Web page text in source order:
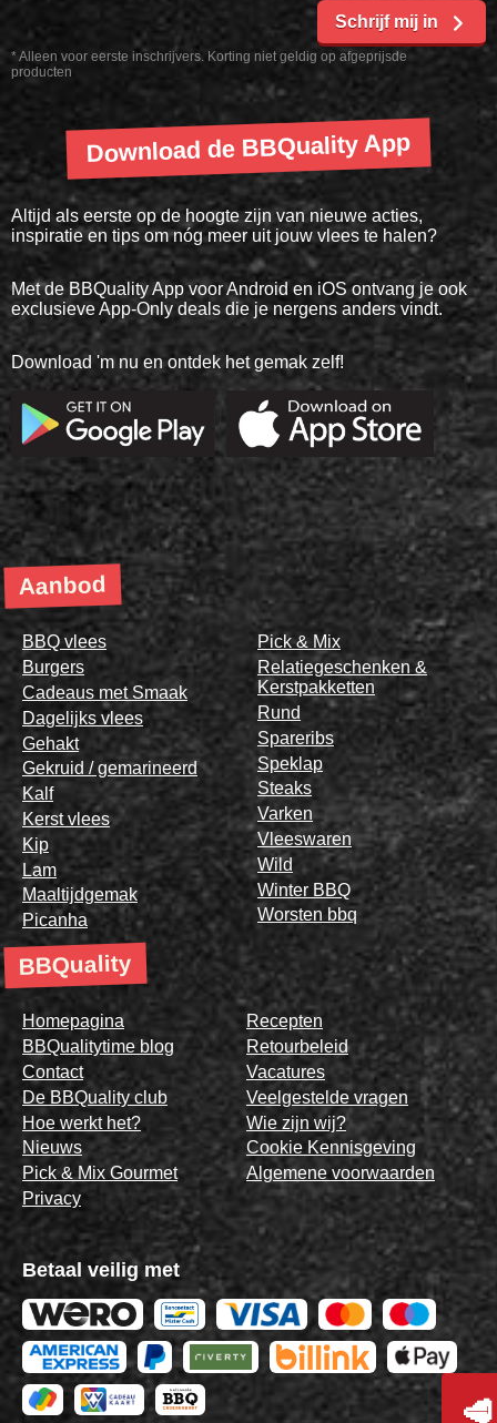
* Alleen voor eerste inschrijvers. Korting niet geldig op afgeprijsde
producten
Schrijf mij in
Download de BBQuality App
Altijd als eerste op de hoogte zijn van nieuwe acties,
inspiratie en tips om nóg meer uit jouw vlees te halen?
Met de BBQuality App voor Android en iOS ontvang je ook
exclusieve App-Only deals die je nergens anders vindt.
Download 'm nu en ontdek het gemak zelf!
Aanbod
BBQ vlees
Burgers
Cadeaus met Smaak
Dagelijks vlees
Gehakt
Gekruid / gemarineerd
Kalf
Kerst vlees
Kip
Lam
Maaltijdgemak
Picanha
Pick & Mix
Relatiegeschenken &
Kerstpakketten
Rund
Spareribs
Speklap
Steaks
Varken
Vleeswaren
Wild
Winter BBQ
Worsten bbq
BBQuality
Homepagina
BBQualitytime blog
Contact
De BBQuality club
Hoe werkt het?
Nieuws
Pick & Mix Gourmet
Privacy
Recepten
Retourbeleid
Vacatures
Veelgestelde vragen
Wie zijn wij?
Cookie Kennisgeving
Algemene voorwaarden
Betaal veilig met
🥩